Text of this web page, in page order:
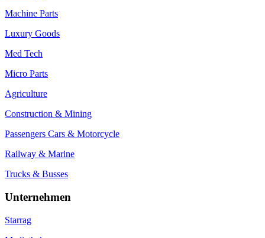
Machine Parts
Luxury Goods
Med Tech
Micro Parts
Agriculture
Construction & Mining
Passengers Cars & Motorcycle
Railway & Marine
Trucks & Busses
Unternehmen
Starrag